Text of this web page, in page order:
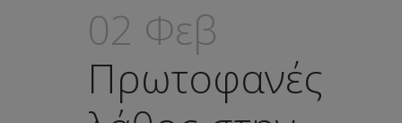
02 Φεβ
Πρωτοφανές